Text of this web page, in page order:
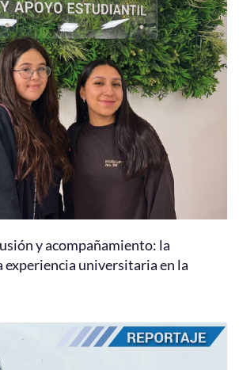
y acompañamiento: la
experiencia universitaria en la